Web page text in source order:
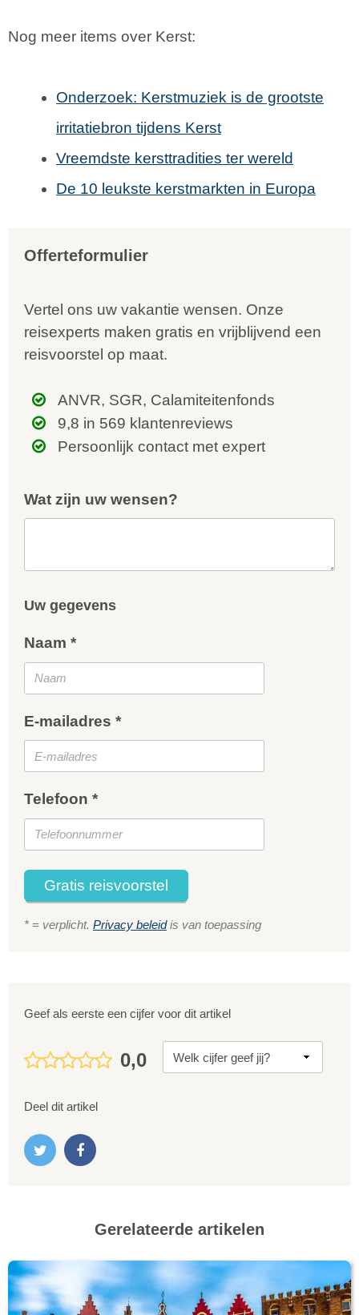
Nog meer items over Kerst:
Onderzoek: Kerstmuziek is de grootste
irritatiebron tijdens Kerst
Vreemdste kersttradities ter wereld
De 10 leukste kerstmarkten in Europa
Offerteformulier
Vertel ons uw vakantie wensen. Onze
reisexperts maken gratis en vrijblijvend een
reisvoorstel op maat.
ANVR, SGR, Calamiteitenfonds
9,8 in 569 klantenreviews
Persoonlijk contact met expert
Wat zijn uw wensen?
Uw gegevens
Naam *
E-mailadres *
Telefoon *
Gratis reisvoorstel
* = verplicht. Privacy beleidis van toepassing
Geef als eerste een cijfer voor dit artikel
0,0
Deel dit artikel
Gerelateerde artikelen